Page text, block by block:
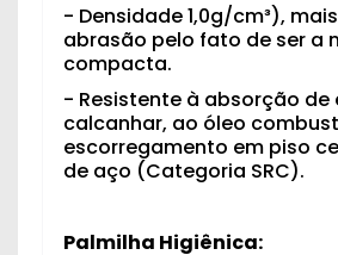
- Densidade 1,0g/cm³),
abrasão pelo fato de ser a
compacta.
- Resistente à absorção de
calcanhar, ao óleo
escorregamento em piso
de aço (Categoria SRC).
Palmilha Higiênica: